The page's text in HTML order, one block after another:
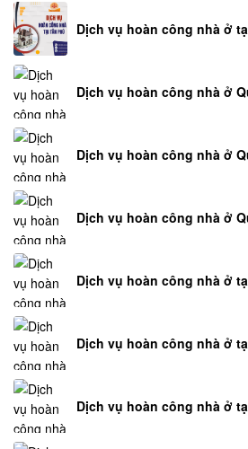
Dịch vụ hoàn công nhà ở
Dịch vụ hoàn công nhà ở
Dịch vụ hoàn công nhà ở
Dịch vụ hoàn công nhà ở
Dịch vụ hoàn công nhà ở
Dịch vụ hoàn công nhà ở
Dịch vụ hoàn công nhà ở